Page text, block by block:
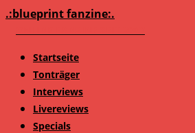
Zum
.:blueprint fanzine:.
Startseite
Tonträger
Interviews
Livereviews
Specials